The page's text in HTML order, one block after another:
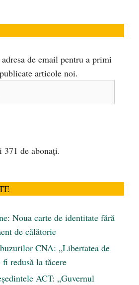
de email pentru a primi
articole noi.
de abonați.
Noua carte de identitate fără
de călătorie
CNA: „Libertatea de
redusă la tăcere
ACT: „Guvernul